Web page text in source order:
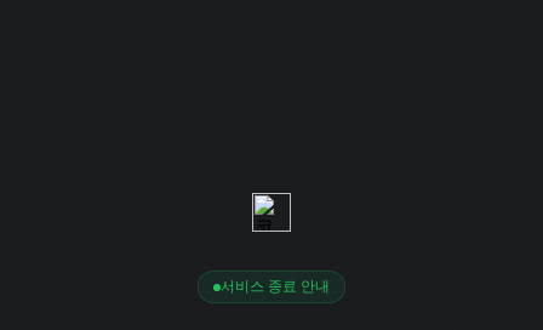
서비스 종료 안내